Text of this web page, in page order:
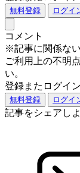
無料登録 ログイ
コメント
※記事に関係な
ご利用上の不明
い。
登録またログイ
無料登録 ログイ
記事をシェアし